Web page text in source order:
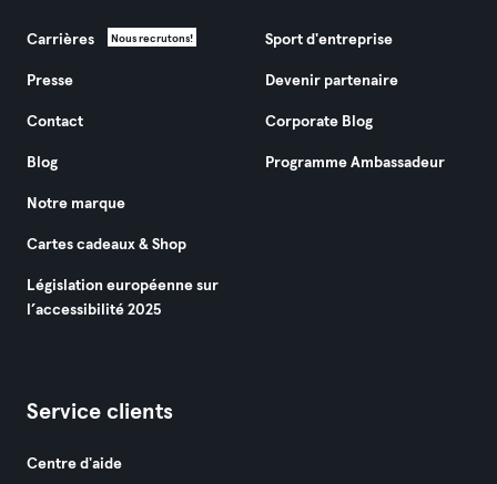
Carrières Nous recrutons!
Presse
Contact
Blog
Notre marque
Cartes cadeaux & Shop
Législation européenne sur
l’accessibilité 2025
Sport d'entreprise
Devenir partenaire
Corporate Blog
Programme Ambassadeur
Service clients
Centre d'aide